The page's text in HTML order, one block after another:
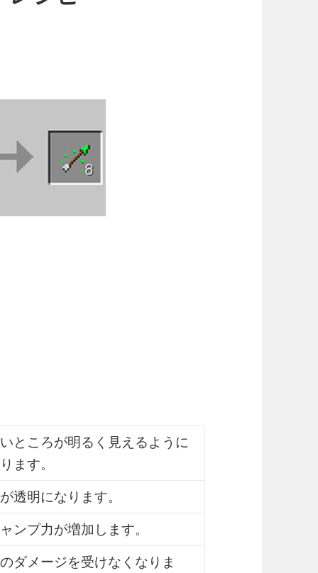
ところが明るく見えるように
ます。
透明になります。
ンプ力が増加します。
ダメージを受けなくなりま